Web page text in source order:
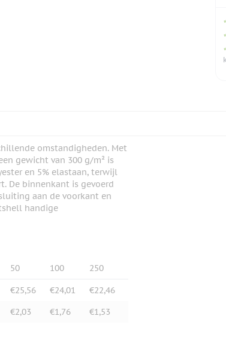
omstandigheden. Met
gewicht van 300 g/m² is
en 5% elastaan, terwijl
De binnenkant is gevoerd
aan de voorkant en
handige
50 100 250
€25,56 €24,01
€22,46
€2,03 €1,76 €1,53